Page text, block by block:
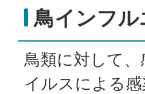
鳥インフ
鳥類に対して
イルスによる